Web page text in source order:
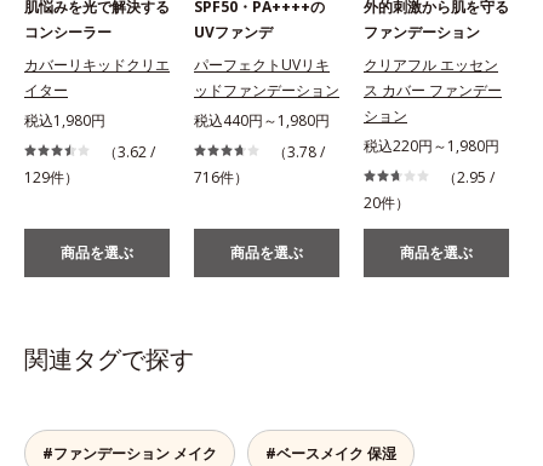
肌悩みを光で解決する
コンシーラー
カバーリキッドクリエ
イター
税込1,980円
（3.62 /
129件）
商品を選ぶ
SPF50・PA++++の
UVファンデ
パーフェクトUVリキ
ッドファンデーション
税込440円～1,980円
（3.78 /
716件）
商品を選ぶ
外的刺激から肌を守る
ファンデーション
クリアフル エッセン
ス カバー ファンデー
ション
税込220円～1,980円
（2.95 /
20件）
商品を選ぶ
関連タグで探す
#ファンデーション メイク #ベースメイク 保湿